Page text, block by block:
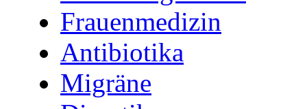
Frauenmedizin
Antibiotika
Migräne